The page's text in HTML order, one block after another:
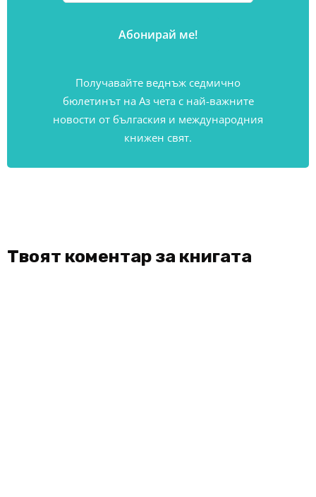
Получавайте веднъж седмично
бюлетинът на Аз чета с най-важните
новости от бългаския и международния
книжен свят.
Твоят коментар за книгата